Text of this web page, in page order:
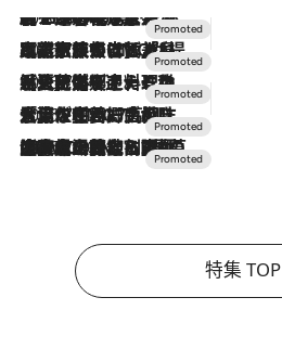
2026.8.7
【トンボの足水浴】ヒノキの香りに包まれて涼感マックス！約13℃の湧水かけ流しを避暑地「星野温泉 トンボの湯」で体験
2026.7.31
【ホテル帰省】という選択肢をOMOが提案。家族とほどよい距離を保つには「昼は実家、夜は気兼ねなくホテルで！」
2026.7.24
【夏限定ディナーコース】旬を迎える稚鮎や花ズッキーニなどをイタリア・トスカーナの郷土料理の手法で満喫！
2026.7.17
「土佐和ハーブかき氷」がOMO7高知に登場！生姜、山椒、大葉など目にも舌にも涼を呼ぶ郷土の味
2026.7.10
NEW OPEN！【界 草津】名湯の地に誕生。趣の異なる2種の温泉と上州ならではの会席・蕎麦割烹など美食を味わう究極の癒やし旅
特集 TOP